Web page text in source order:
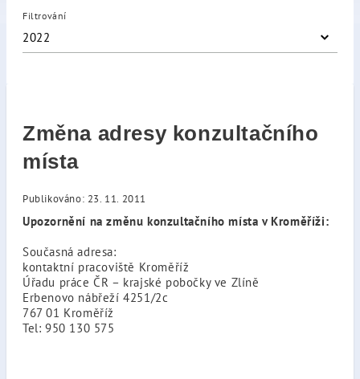
Filtrování
2022
Změna adresy konzultačního
místa
Publikováno: 23. 11. 2011
Upozornění na změnu konzultačního místa v Kroměříži:
Současná adresa:
kontaktní pracoviště Kroměříž
Úřadu práce ČR – krajské pobočky ve Zlíně
Erbenovo nábřeží 4251/2c
767 01 Kroměříž
Tel: 950 130 575